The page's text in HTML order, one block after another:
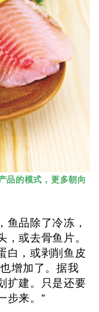
品的模式，更多朝向
鱼品除了冷冻，
或去骨鱼片。
白，或剥削鱼皮
增加了。据我
扩建。只是还要
步来。”